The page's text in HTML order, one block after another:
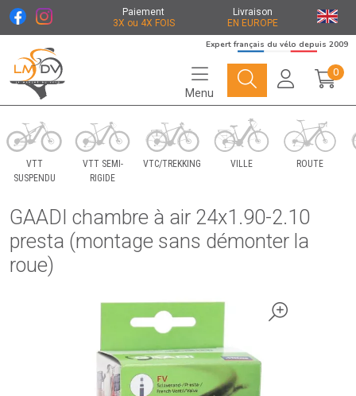
Paiement
3X ou 4X FOIS
Livraison
EN EUROPE
Le Marché du Vélo Votre distributeurs de vélo
Expert français du vélo depuis 2009
Menu
0
VTT
SUSPENDU
VTT SEMI-
RIGIDE
VTC/TREKKING VILLE ROUTE
GAADI chambre à air 24x1.90-2.10
presta (montage sans démonter la
roue)